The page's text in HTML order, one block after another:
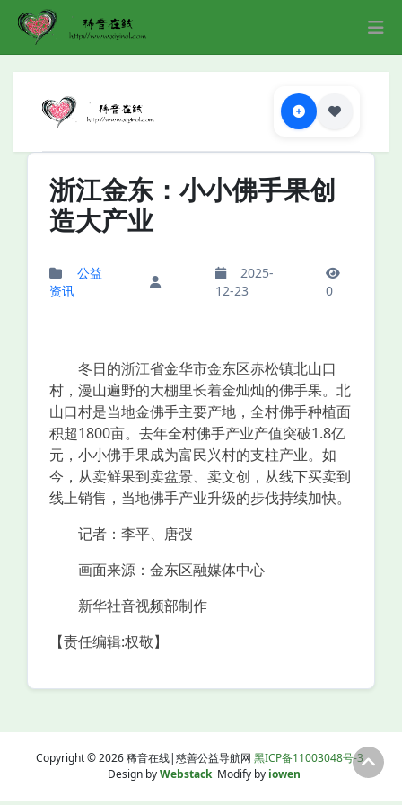
浙江金东：小小佛手果创
造大产业
公益
资讯
2025-
12-23
0
冬日的浙江省金华市金东区赤松镇北山口
村，漫山遍野的大棚里长着金灿灿的佛手果。北
山口村是当地金佛手主要产地，全村佛手种植面
积超1800亩。去年全村佛手产业产值突破1.8亿
元，小小佛手果成为富民兴村的支柱产业。如
今，从卖鲜果到卖盆景、卖文创，从线下买卖到
线上销售，当地佛手产业升级的步伐持续加快。
记者：李平、唐弢
画面来源：金东区融媒体中心
新华社音视频部制作
【责任编辑:权敬】
Copyright © 2026 稀音在线|慈善公益导航网 黑ICP备11003048号-3
Design byWebstackModify by iowen